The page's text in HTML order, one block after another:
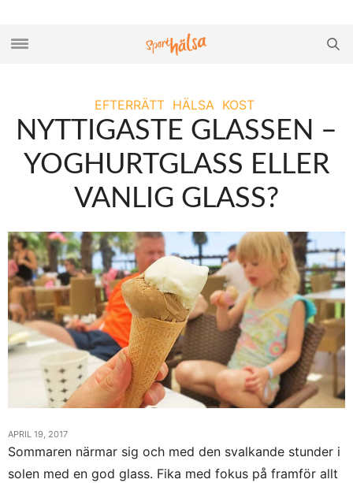
EFTERRÄTT HÄLSA KOST
NYTTIGASTE GLASSEN –
YOGHURTGLASS ELLER
VANLIG GLASS?
APRIL 19, 2017
Sommaren närmar sig och med den svalkande stunder i
solen med en god glass. Fika med fokus på framför allt